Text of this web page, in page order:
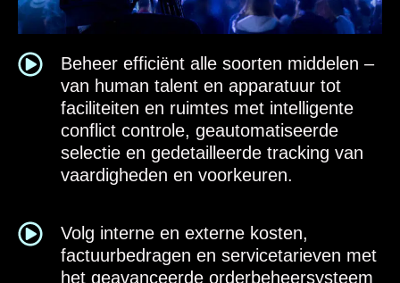
Beheer efficiënt alle soorten middelen –
van human talent en apparatuur tot
faciliteiten en ruimtes met intelligente
conflict controle, geautomatiseerde
selectie en gedetailleerde tracking van
vaardigheden en voorkeuren.
Volg interne en externe kosten,
factuurbedragen en servicetarieven met
het geavanceerde orderbeheersysteem